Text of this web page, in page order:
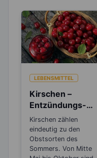
LEBENSMITTEL
Kirschen –
Entzündungs-
und
krebshemmend
dank
Anthocyanen
Kirschen zählen
eindeutig zu den
Obstsorten des
Sommers. Von Mitte